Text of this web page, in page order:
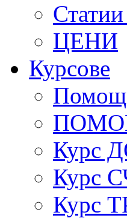
ЦЕНИ
Курсове
Курс
Курс
Курс